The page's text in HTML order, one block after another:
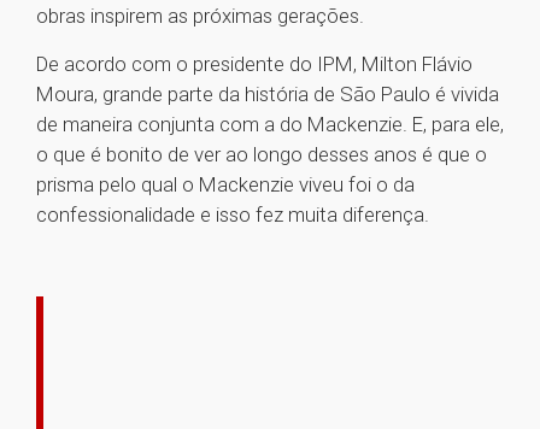
obras inspirem as próximas gerações.
De acordo com o presidente do IPM, Milton Flávio
Moura, grande parte da história de São Paulo é vivida
de maneira conjunta com a do Mackenzie. E, para ele,
o que é bonito de ver ao longo desses anos é que o
prisma pelo qual o Mackenzie viveu foi o da
confessionalidade e isso fez muita diferença.